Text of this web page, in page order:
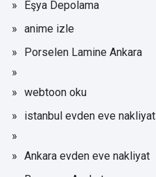
Eşya Depolama
anime izle
Porselen Lamine Ankara
webtoon oku
istanbul evden eve nakliyat
Ankara evden eve nakliyat